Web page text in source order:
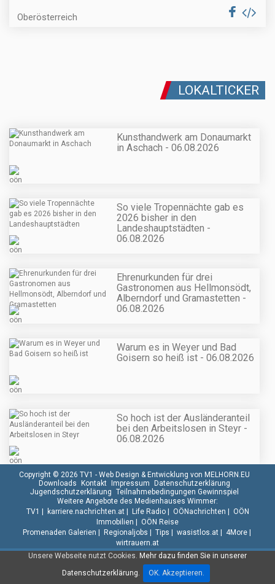
Oberösterreich
LOKALTICKER
Kunsthandwerk am Donaumarkt
in Aschach - 06.08.2026
So viele Tropennächte gab es
2026 bisher in den
Landeshauptstädten -
06.08.2026
Ehrenurkunden für drei
Gastronomen aus Hellmonsödt,
Alberndorf und Gramastetten -
06.08.2026
Warum es in Weyer und Bad
Goisern so heiß ist - 06.08.2026
So hoch ist der Ausländeranteil
bei den Arbeitslosen in Steyr -
06.08.2026
Unsere Webseite nutzt Cookies. Mehr dazu finden Sie in unserer
Datenschutzerklärung.
OK. Akzeptieren.
Copyright © 2026 TV1 - Web Design & Entwicklung von MELHORN.EU
Downloads Kontakt Impressum Datenschutzerklärung
Jugendschutzerklärung Teilnahmebedingungen Gewinnspiel
Weitere Angebote des Medienhauses Wimmer:
TV1 | karriere.nachrichten.at| Life Radio| OÖNachrichten | OÖN
Immobilien | OÖN Reise
Promenaden Galerien | Regionaljobs | Tips | wasistlos.at| 4More|
wirtrauern.at